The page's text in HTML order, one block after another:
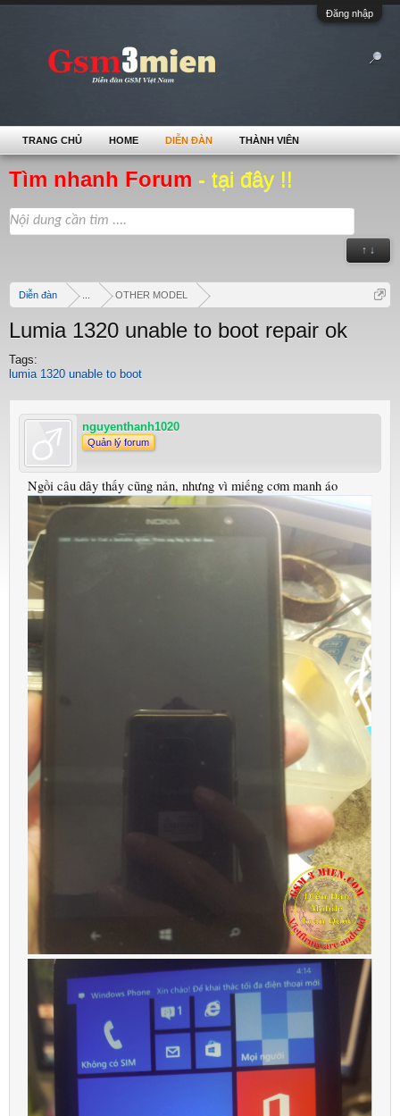
Đăng nhập
Tìm nhanh Forum - tại đây !!
↑ ↓
Diễn đàn OTHER MODEL
Lumia 1320 unable to boot repair ok
Tags:
lumia 1320 unable to boot
nguyenthanh1020
Quản lý forum
Ngồi câu dây thấy cũng nản, nhưng vì miếng cơm manh áo
TRANG CHỦ HOME DIỄN ĐÀN THÀNH VIÊN